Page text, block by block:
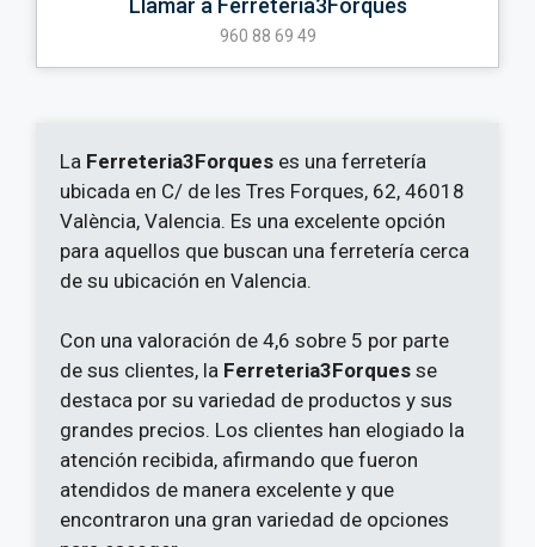
Llamar a Ferreteria3Forques
960 88 69 49
La Ferreteria3Forques es una ferretería
ubicada en C/ de les Tres Forques, 62, 46018
València, Valencia. Es una excelente opción
para aquellos que buscan una ferretería cerca
de su ubicación en Valencia.
Con una valoración de 4,6 sobre 5 por parte
de sus clientes, la Ferreteria3Forques se
destaca por su variedad de productos y sus
grandes precios. Los clientes han elogiado la
atención recibida, afirmando que fueron
atendidos de manera excelente y que
encontraron una gran variedad de opciones